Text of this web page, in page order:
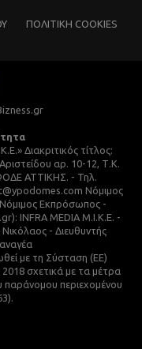
ΠΟΛΙΤΙΚΗ COOKIES
Διακριτικός τίτλος:
αρ. 10-12, Τ.Κ.
ΑΤΤΙΚΗΣ. - Τηλ.
Νόμιμος
Εκπρόσωπος -
INFRA MEDIA M.I.K.E. -
Νικόλαος - Διευθυντής
με τη Σύσταση (ΕΕ)
σχετικά με τα μέτρα
παράνομου περιεχομένου